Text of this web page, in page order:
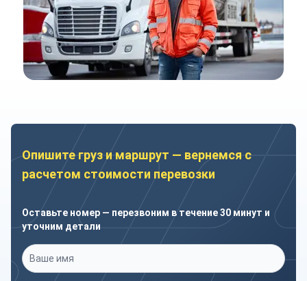
Опишите груз и маршрут — вернемся с
расчетом стоимости перевозки
Оставьте номер — перезвоним в течение 30 минут и
уточним детали
Ваше имя